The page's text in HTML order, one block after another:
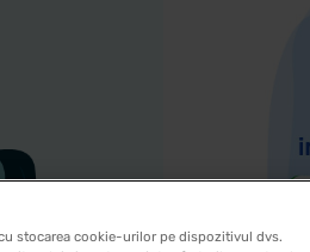
stocarea cookie-urilor pe dispozitivul dvs.